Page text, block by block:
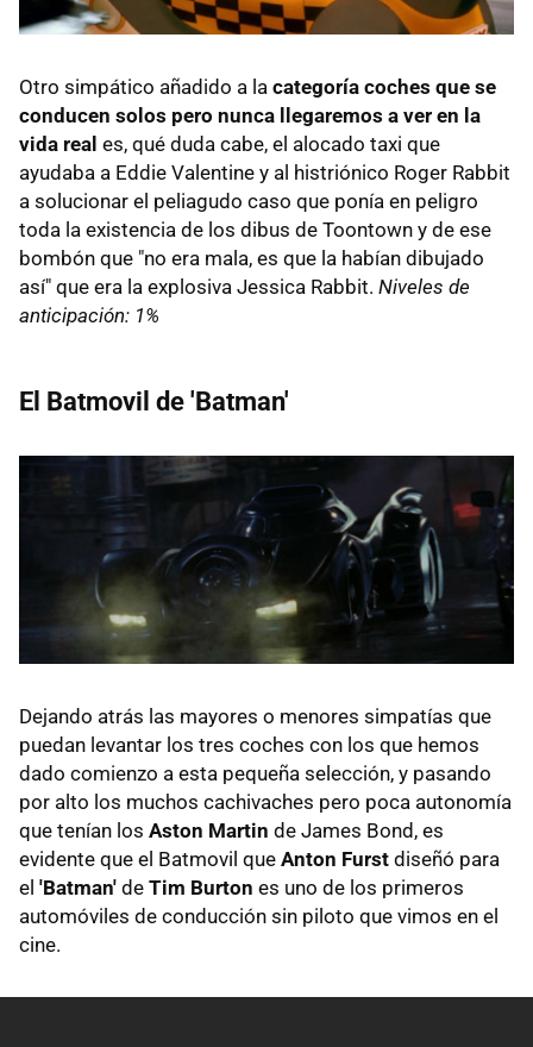
Otro simpático añadido a la categoría coches que se
conducen solos pero nunca llegaremos a ver en la
vida real es, qué duda cabe, el alocado taxi que
ayudaba a Eddie Valentine y al histriónico Roger Rabbit
a solucionar el peliagudo caso que ponía en peligro
toda la existencia de los dibus de Toontown y de ese
bombón que "no era mala, es que la habían dibujado
así" que era la explosiva Jessica Rabbit. Niveles de
anticipación: 1%
El Batmovil de 'Batman'
Dejando atrás las mayores o menores simpatías que
puedan levantar los tres coches con los que hemos
dado comienzo a esta pequeña selección, y pasando
por alto los muchos cachivaches pero poca autonomía
que tenían los Aston Martin de James Bond, es
evidente que el Batmovil que Anton Furst diseñó para
el 'Batman' de Tim Burton es uno de los primeros
automóviles de conducción sin piloto que vimos en el
cine.